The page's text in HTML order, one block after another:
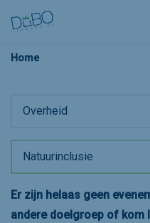
Home
Overheid
Natuurinclusie
Er zijn helaas geen
andere doelgroep of kom